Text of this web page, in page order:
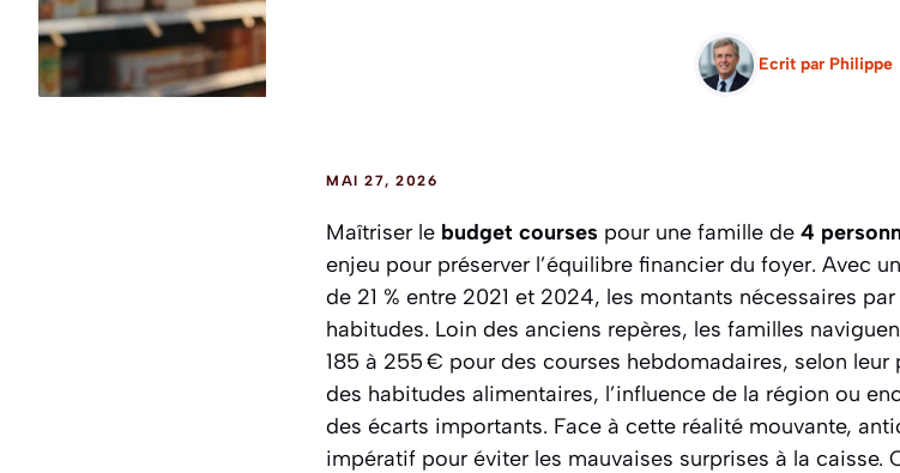
Ecrit par Philippe
MAI 27, 2026
Maîtriser le budget courses pour une famille de 4
enjeu pour préserver l’équilibre financier du foyer. Avec
de 21 % entre 2021 et 2024, les montants nécessaires
habitudes. Loin des anciens repères, les familles
185 à 255 € pour des courses hebdomadaires, selon
des habitudes alimentaires, l’influence de la région ou
des écarts importants. Face à cette réalité mouvante,
impératif pour éviter les mauvaises surprises à la caisse.